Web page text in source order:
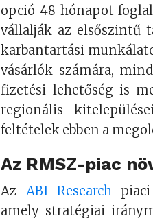
opció 48 hónapot
vállalják az elsőszintű
karbantartási
vásárlók számára,
fizetési lehetőség is
regionális
feltételek ebben a
Az RMSZ-piac
Az ABI Researchpiaci
amely stratégiai